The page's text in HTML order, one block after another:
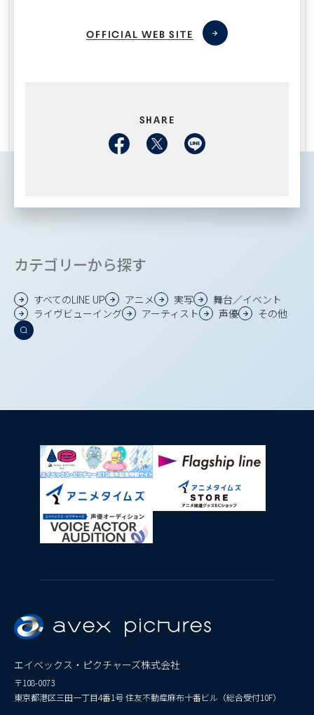
OFFICIAL WEB SITE
SHARE
カテゴリーから探す
すべてのLINE UP アニメ 実写
舞台／イベント
ライヴビューイング
アーティスト 声優 その他
エイベックス・ピクチャーズ株式会社
〒108-0073
東京都港区三田一丁目4番1号 住友不動産麻布十番ビル（総合受付10F）